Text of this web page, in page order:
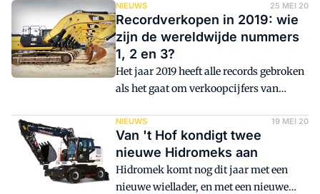
machines verkocht. De machines
vonden hun weg in meer dan 100 landen.
NIEUWS 25 MEI 20
Recordverkopen in 2019: wie
zijn de wereldwijde nummers
1, 2 en 3?
Het jaar 2019 heeft alle records gebroken
als het gaat om verkoopcijfers van
van de vijftig grootste fabrikanten
kwamen wereldwijd uit boven de 200
miljard dollar. Verderop in dit artikel een
overzicht van de top-10.
NIEUWS 19 MEI 20
Van 't Hof kondigt twee
nieuwe Hidromeks aan
Hidromek komt nog dit jaar met een
nieuwe wiellader, en met een nieuwe